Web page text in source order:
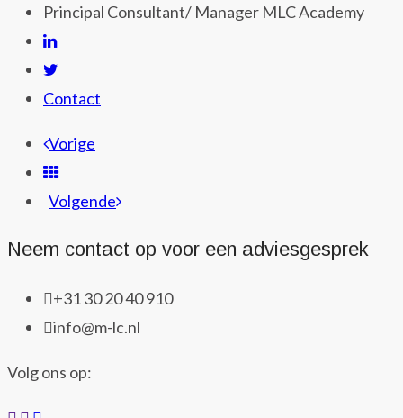
Principal Consultant/ Manager MLC Academy
Contact
Vorige
Volgende
Neem contact op voor een adviesgesprek
+31 30 20 40 910
info@m-lc.nl
Volg ons op: